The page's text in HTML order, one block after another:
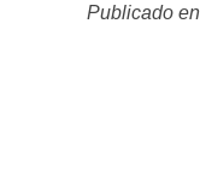
Publicado